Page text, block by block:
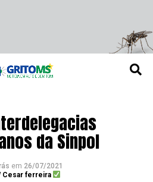
da Sinpol
em 26/07/2021
Cesar ferreira